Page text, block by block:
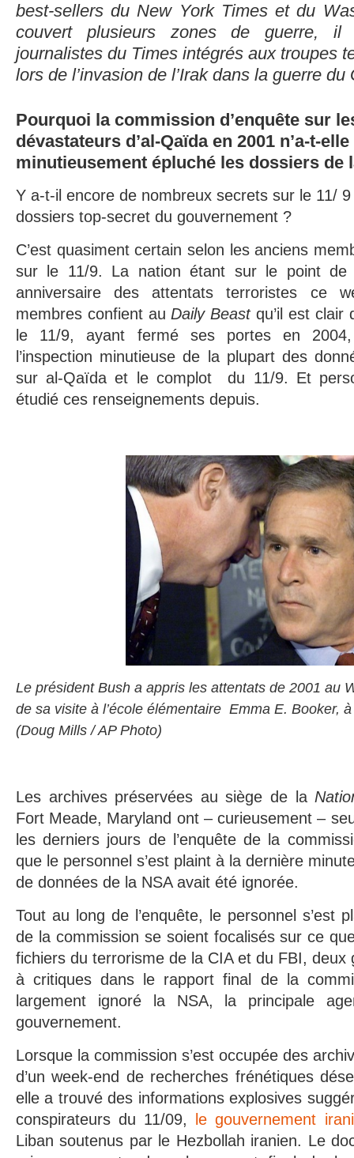
best-sellers du New York Times et du
couvert plusieurs zones de guerre,
journalistes du Times intégrés aux troupes
lors de l’invasion de l’Irak dans la guerre
Pourquoi la commission d’enquête sur
dévastateurs d’al-Qaïda en 2001 n’a-t-
minutieusement épluché les dossiers de
Y a-t-il encore de nombreux secrets sur le 11/
dossiers top-secret du gouvernement ?
C’est quasiment certain selon les anciens
sur le 11/9. La nation étant sur le point de
anniversaire des attentats terroristes ce
membres confient au Daily Beastqu’il est clair
le 11/9, ayant fermé ses portes en
l’inspection minutieuse de la plupart des
sur al-Qaïda et le complot du 11/9. Et
étudié ces renseignements depuis.
Le président Bush a appris les attentats de 2001 au
de sa visite à l’école élémentaire Emma E. Booker,
(Doug Mills / AP Photo)
Les archives préservées au siège de la
Fort Meade, Maryland ont – curieusement –
les derniers jours de l’enquête de la
que le personnel s’est plaint à la dernière
de données de la NSA avait été ignorée.
Tout au long de l’enquête, le personnel s’est
de la commission se soient focalisés sur ce
fichiers du terrorisme de la CIA et du FBI, deux
à critiques dans le rapport final de la
largement ignoré la NSA, la principale
gouvernement.
Lorsque la commission s’est occupée des
d’un week-end de recherches frénétiques
elle a trouvé des informations explosives
conspirateurs du 11/09,
le gouvernement
Liban soutenus par le Hezbollah iranien. Le